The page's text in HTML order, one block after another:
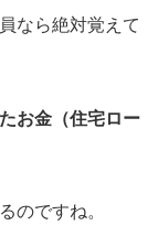
なら絶対覚えて
お金（住宅ロー
のですね。